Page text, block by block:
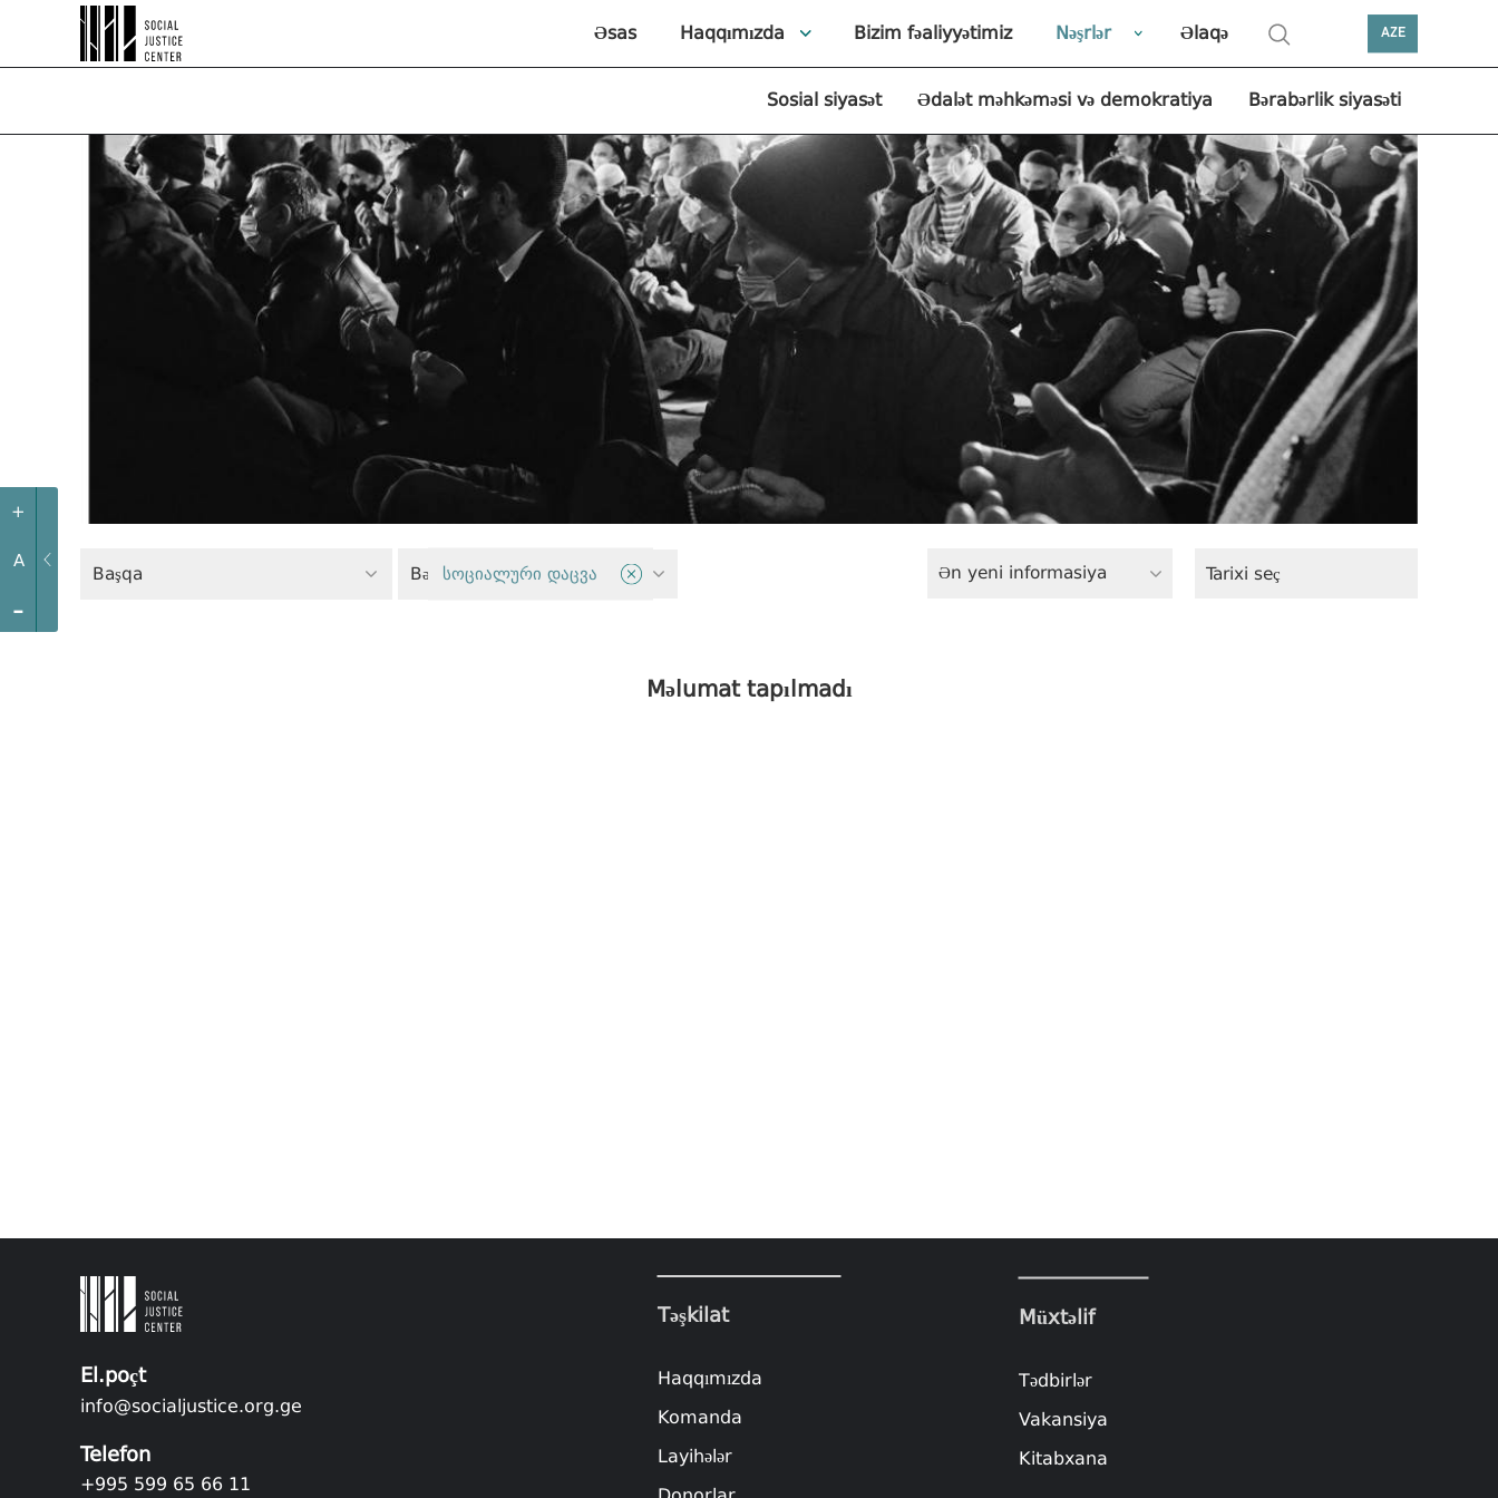
+
A
-
Əsas Haqqımızda Bizim fəaliyyətimiz Nəşrlər Əlaqə AZE
Sosial siyasət Ədalət məhkəməsi və demokratiya Bərabərlik siyasəti
Başqa Bərabərlik siyasəti
სოციალური დაცვა Ən yeni informasiya
Məlumat tapılmadı
El.poçt
info@socialjustice.org.ge
Telefon
+995 599 65 66 11
Təşkilat
Haqqımızda
Komanda
Layihələr
Müxtəlif
Tədbirlər
Vakansiya
Kitabxana